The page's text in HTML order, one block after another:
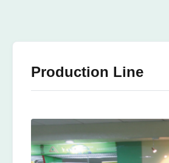
Production Line